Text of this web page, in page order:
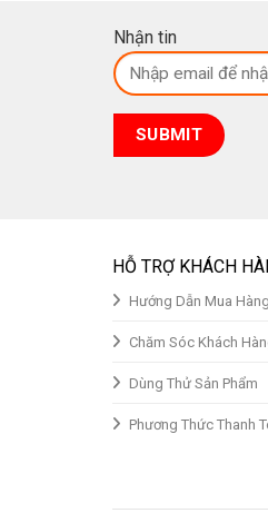
Nhận tin
HỖ TRỢ KHÁCH
Hướng Dẫn Mua Hàng
Chăm Sóc Khách
Dùng Thử Sản Phẩm
Phương Thức Thanh